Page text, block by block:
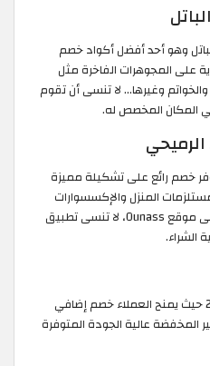
وهو أحد أفضل أكواد خصم
على المجوهرات الفاخرة مثل
والخواتم وغيرها... لا تنسى أن تقوم
خصم رائع على تشكيلة مميزة
المنزل والإكسسوارات
وغيرها من المنتجات المتواجدة على موقع Ounass، لا تنسى تطبيق
كما يتوفر للعملاء كود اناس 2026 حيث يمنح العملاء خصم إضافي
عالية الجودة المتوفرة